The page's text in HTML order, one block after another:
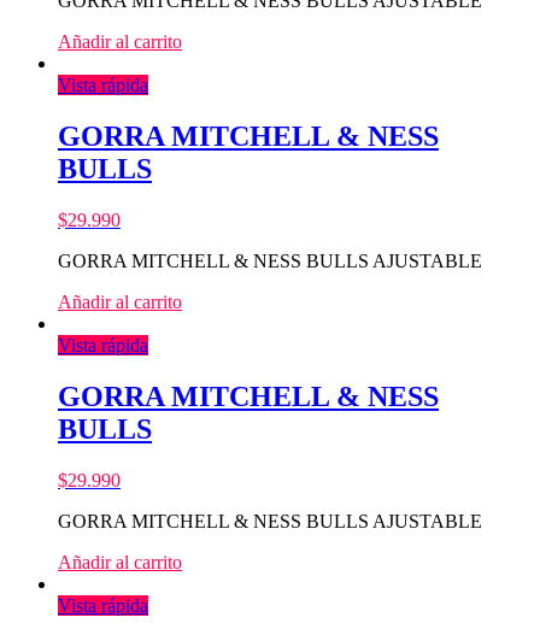
Añadir al carrito
Vista rápida
GORRA MITCHELL & NESS
BULLS
$29.990
GORRA MITCHELL & NESS BULLS AJUSTABLE
Añadir al carrito
Vista rápida
GORRA MITCHELL & NESS
BULLS
$29.990
GORRA MITCHELL & NESS BULLS AJUSTABLE
Añadir al carrito
Vista rápida